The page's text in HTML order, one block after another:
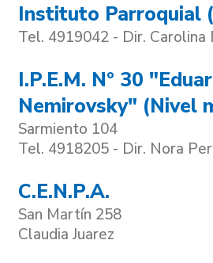
Instituto Parroquial
Tel. 4919042 - Dir. Carolina
I.P.E.M. Nº 30
Nemirovsky" (Nivel
Sarmiento 104
Tel. 4918205 - Dir. Nora
C.E.N.P.A.
San Martín 258
Claudia Juarez